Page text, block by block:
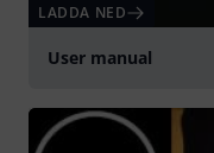
LADDA NED
User manual